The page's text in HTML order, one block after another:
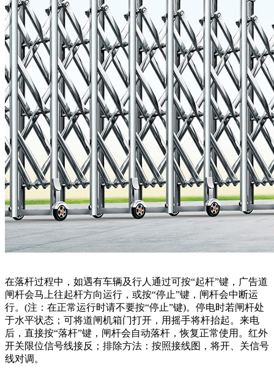
在落杆过程中，如遇有车辆及行人通过可按“起杆”键，广告道
闸杆会马上往起杆方向运行，或按“停止”键，闸杆会中断运
行。(注：在正常运行时请不要按“停止”键)。停电时若闸杆处
于水平状态；可将道闸机箱门打开，用摇手将杆抬起。来电
后，直接按“落杆”键，闸杆会自动落杆，恢复正常使用。红外
开关限位信号线接反；排除方法：按照接线图，将开、关信号
线对调。